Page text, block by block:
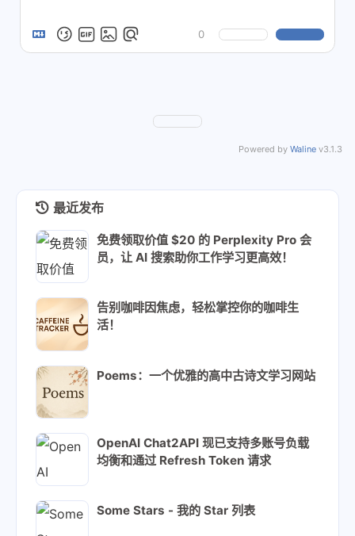
0
Powered by Waline v3.1.3
最近发布
免费领取价值 $20 的 Perplexity Pro 会
员，让 AI 搜索助你工作学习更高效！
告别咖啡因焦虑，轻松掌控你的咖啡生
活！
Poems：一个优雅的高中古诗文学习网站
OpenAI Chat2API 现已支持多账号负载
均衡和通过 Refresh Token 请求
Some Stars - 我的 Star 列表